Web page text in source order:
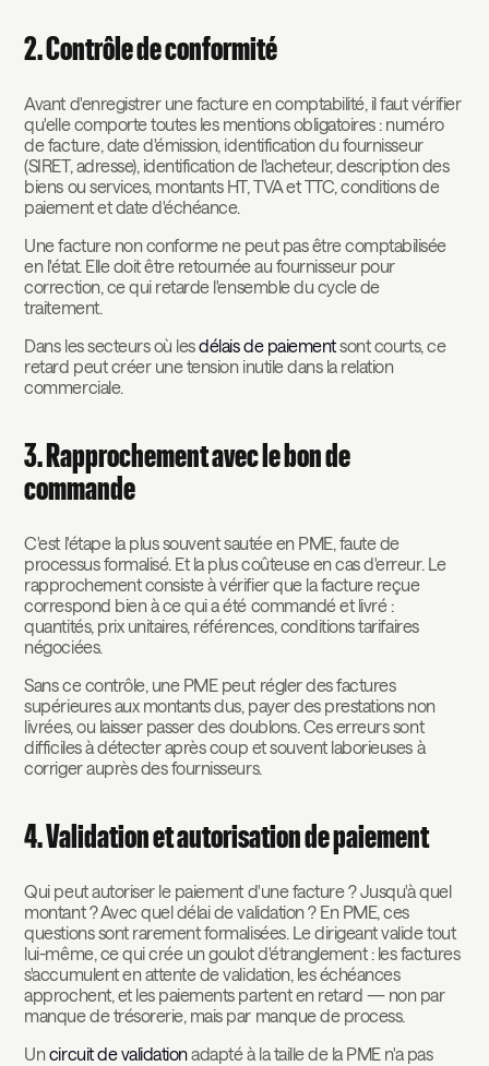
2. Contrôle de conformité
Avant d'enregistrer une facture en comptabilité, il faut vérifier
qu'elle comporte toutes les mentions obligatoires : numéro
de facture, date d'émission, identification du fournisseur
(SIRET, adresse), identification de l'acheteur, description des
biens ou services, montants HT, TVA et TTC, conditions de
paiement et date d'échéance.
Une facture non conforme ne peut pas être comptabilisée
en l'état. Elle doit être retournée au fournisseur pour
correction, ce qui retarde l'ensemble du cycle de
traitement.
Dans les secteurs où lesdélais de paiementsont courts, ce
retard peut créer une tension inutile dans la relation
commerciale.
3. Rapprochement avec le bon de
commande
C'est l'étape la plus souvent sautée en PME, faute de
processus formalisé. Et la plus coûteuse en cas d'erreur. Le
rapprochement consiste à vérifier que la facture reçue
correspond bien à ce qui a été commandé et livré :
quantités, prix unitaires, références, conditions tarifaires
négociées.
Sans ce contrôle, une PME peut régler des factures
supérieures aux montants dus, payer des prestations non
livrées, ou laisser passer des doublons. Ces erreurs sont
difficiles à détecter après coup et souvent laborieuses à
corriger auprès des fournisseurs.
4. Validation et autorisation de paiement
Qui peut autoriser le paiement d'une facture ? Jusqu'à quel
montant ? Avec quel délai de validation ? En PME, ces
questions sont rarement formalisées. Le dirigeant valide tout
lui-même, ce qui crée un goulot d'étranglement : les factures
s'accumulent en attente de validation, les échéances
approchent, et les paiements partent en retard — non par
manque de trésorerie, mais par manque de process.
Uncircuit de validationadapté à la taille de la PME n'a pas